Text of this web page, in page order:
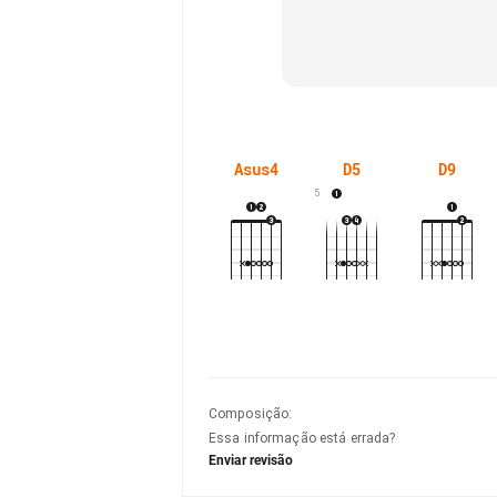
Asus4 D5
5
D9
Composição:
Essa informação está errada?
Enviar revisão